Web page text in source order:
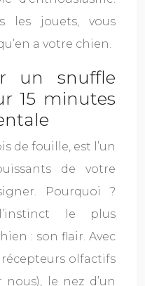
les jouets, vous
a votre chien.
un snuffle
15 minutes
de fouille, est l’un
de votre
Pourquoi ?
le plus
: son flair. Avec
olfactifs
le nez d’un